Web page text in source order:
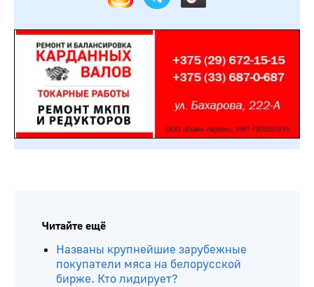
Читайте ещё
Названы крупнейшие зарубежные
покупатели мяса на белорусской
бирже. Кто лидирует?